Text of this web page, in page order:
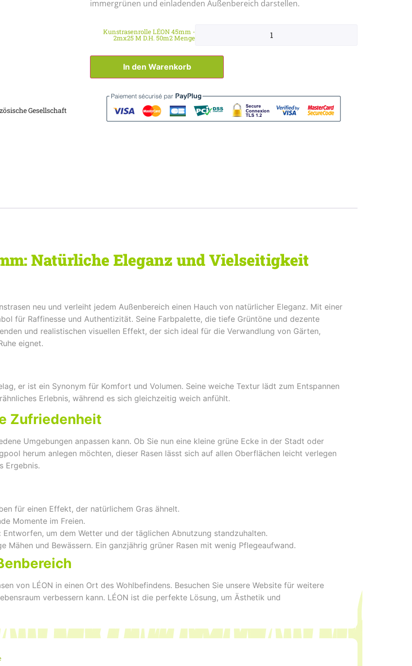
Gesellschaft
immergrünen und einladenden Außenbereich darstellen.
Kunstrasenrolle LÉON 45mm -
2mx25 M D.h. 50m2 Menge
In den Warenkorb
Natürliche Eleganz und Vielseitigkeit
neu und verleiht jedem Außenbereich einen Hauch von natürlicher Eleganz. Mit einer
für Raffinesse und Authentizität. Seine Farbpalette, die tiefe Grüntöne und dezente
und realistischen visuellen Effekt, der sich ideal für die Verwandlung von Gärten,
eignet.
er ist ein Synonym für Komfort und Volumen. Seine weiche Textur lädt zum Entspannen
Erlebnis, während es sich gleichzeitig weich anfühlt.
Zufriedenheit
Umgebungen anpassen kann. Ob Sie nun eine kleine grüne Ecke in der Stadt oder
herum anlegen möchten, dieser Rasen lässt sich auf allen Oberflächen leicht verlegen
Ergebnis.
für einen Effekt, der natürlichem Gras ähnelt.
Momente im Freien.
Entworfen, um dem Wetter und der täglichen Abnutzung standzuhalten.
Mähen und Bewässern. Ein ganzjährig grüner Rasen mit wenig Pflegeaufwand.
von LÉON in einen Ort des Wohlbefindens. Besuchen Sie unsere Website für weitere
verbessern kann. LÉON ist die perfekte Lösung, um Ästhetik und